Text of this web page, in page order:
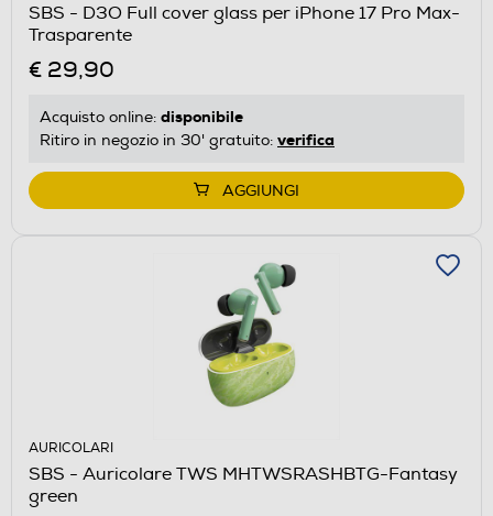
SBS - D3O Full cover glass per iPhone 17 Pro Max-
Trasparente
€ 29,90
Acquisto online: disponibile
Ritiro in negozio in 30' gratuito: verifica
AGGIUNGI
AURICOLARI
SBS - Auricolare TWS MHTWSRASHBTG-Fantasy
green